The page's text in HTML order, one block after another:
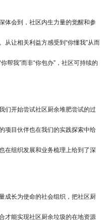
体会到，社区内生力量的觉醒和参
从让相关利益方感受到“你懂我”从而
帮我”而非“你包办”，社区可持续的
们开始尝试社区厨余堆肥尝试的过
项目伙伴也在我们的实践探索中给
在组织发展和业务梳理上给到了深
成长为使命的社会组织，把社区厨
才能实现社区厨余垃圾的在地资源